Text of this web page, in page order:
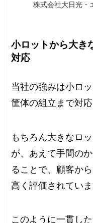
株式会社大日光
小ロットから大き
対応
当社の強みは小ロ
筐体の組立まで対
もちろん大きなロ
が、あえて手間の
ることで、顧客か
高く評価されていま
このように一貫し